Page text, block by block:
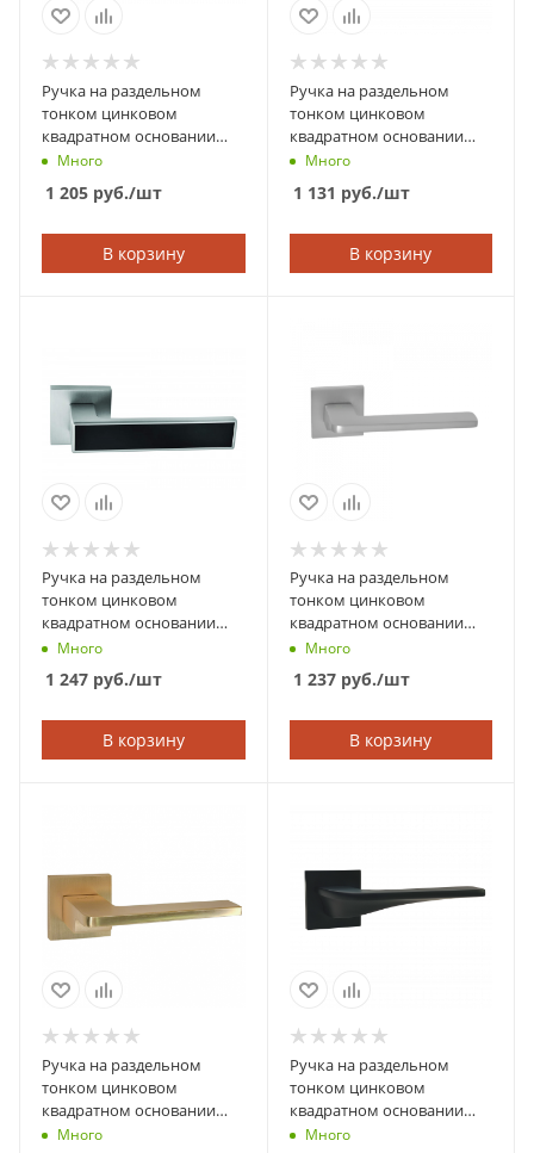
Ручка на раздельном
тонком цинковом
квадратном основании
ABRISS 21.120 CP/WH
Много
1 205 руб./шт
В корзину
Ручка на раздельном
тонком цинковом
квадратном основании
ABRISS 21.085 MBP
Много
1 131 руб./шт
В корзину
Ручка на раздельном
тонком цинковом
квадратном основании
ABRISS 21.120 MCP/BL
(Матовый хром/черная
вставка)
Много
1 247 руб./шт
В корзину
Ручка на раздельном
тонком цинковом
квадратном основании
ABRISS 21.180 MCP
(Матовый хром)
Много
1 237руб./шт
В корзину
Ручка на раздельном
тонком цинковом
квадратном основании
ABRISS 21.180 SSG
Много
Ручка на раздельном
тонком цинковом
квадратном основании
ABRISS 21.177 MBP
Много